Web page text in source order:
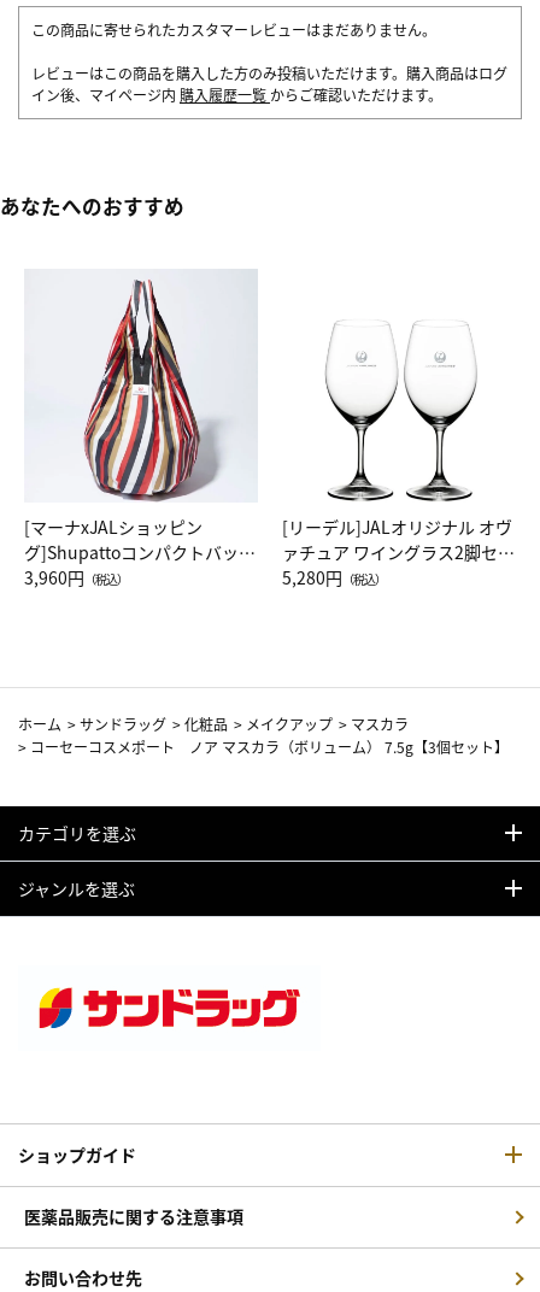
この商品に寄せられたカスタマーレビューはまだありません。
レビューはこの商品を購入した方のみ投稿いただけます。購入商品はログ
イン後、マイページ内 購入履歴一覧 からご確認いただけます。
あなたへのおすすめ
[マーナxJALショッピン
グ]Shupattoコンパクトバッグ
Drop JAL客室乗務員（LC）ス
3,960円 （税込）
[リーデル]JALオリジナル オヴ
ァチュア ワイングラス2脚セッ
ト（レッドワイン）
5,280円 （税込）
ホーム >サンドラッグ >化粧品 > メイクアップ > マスカラ
> コーセーコスメポート ノア マスカラ（ボリューム） 7.5g【3個セット】
カテゴリを選ぶ
ジャンルを選ぶ
ショップガイド
医薬品販売に関する注意事項
お問い合わせ先